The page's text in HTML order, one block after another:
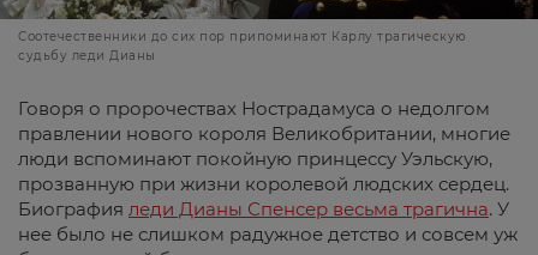
Соотечественники до сих пор припоминают Карлу трагическую
судьбу леди Дианы
Говоря о пророчествах Нострадамуса о недолгом
правлении нового короля Великобритании, многие
люди вспоминают покойную принцессу Уэльскую,
прозванную при жизни королевой людских сердец.
Биография леди Дианы Спенсер весьма трагична. У
нее было не слишком радужное детство и совсем уж